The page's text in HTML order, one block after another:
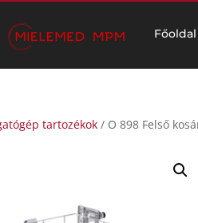
Főoldal
tartozékok / O 898 Felső